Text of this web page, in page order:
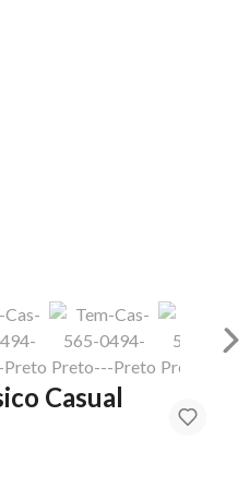
Casual